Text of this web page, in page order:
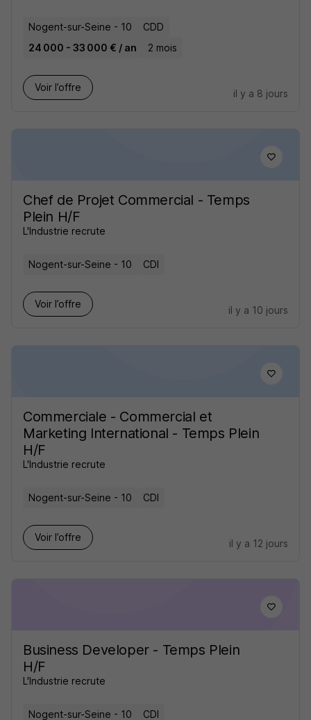
Nogent-sur-Seine - 10
CDD
24 000 - 33 000 € / an
2 mois
Voir l’offre
il y a 8 jours
Chef de Projet Commercial - Temps
Plein H/F
L'Industrie recrute
Nogent-sur-Seine - 10 CDI
Voir l’offre
il y a 10 jours
Commerciale - Commercial et
Marketing International - Temps Plein
H/F
L'Industrie recrute
Nogent-sur-Seine - 10 CDI
Voir l’offre
il y a 12 jours
Business Developer - Temps Plein
H/F
L'Industrie recrute
Nogent-sur-Seine - 10 CDI